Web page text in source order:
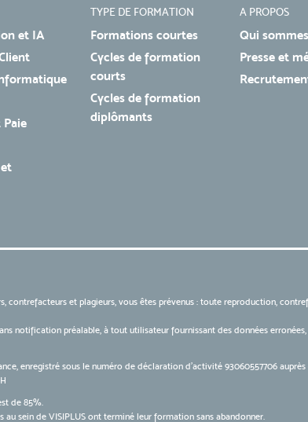
et IA
Paie
TYPE DE FORMATION
Formations courtes
Cycles de formation
courts
Cycles de formation
diplômants
A PROPOS
Qui
Presse et
contrefacteurs et plagieurs, vous êtes prévenus : toute reproduction,
notification préalable, à tout utilisateur fournissant des données
enregistré sous le numéro de déclaration d’activité 93060557706
de 85%.
au sein de VISIPLUS ont terminé leur formation sans abandonner.